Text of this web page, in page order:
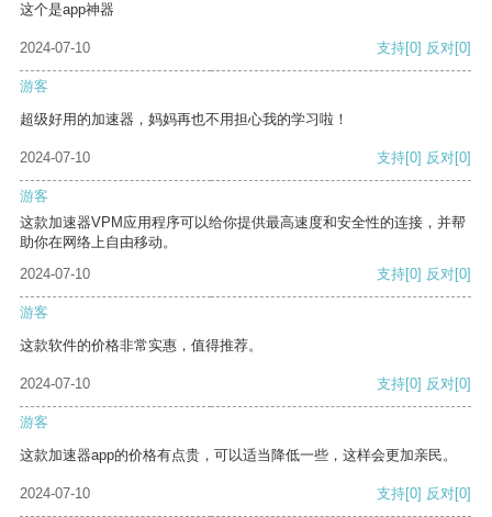
这个是app神器
2024-07-10 支持[0] 反对[0]
游客
超级好用的加速器，妈妈再也不用担心我的学习啦！
2024-07-10 支持[0] 反对[0]
游客
这款加速器VPM应用程序可以给你提供最高速度和安全性的连接，并帮
助你在网络上自由移动。
2024-07-10
支持[0] 反对[0]
游客
这款软件的价格非常实惠，值得推荐。
2024-07-10 支持[0] 反对[0]
游客
这款加速器app的价格有点贵，可以适当降低一些，这样会更加亲民。
2024-07-10 支持[0] 反对[0]